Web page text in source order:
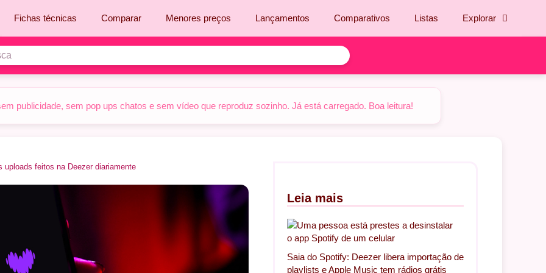
Fichas técnicas Comparar Menores preços Lançamentos Comparativos Listas Explorar
publicidade, sem pop ups chatos e sem vídeo que reproduz sozinho. Já está carregado. Boa leitura!
feitos na Deezer diariamente
Leia mais
Saia do Spotify: Deezer libera importação de
playlists e Apple Music tem rádios grátis